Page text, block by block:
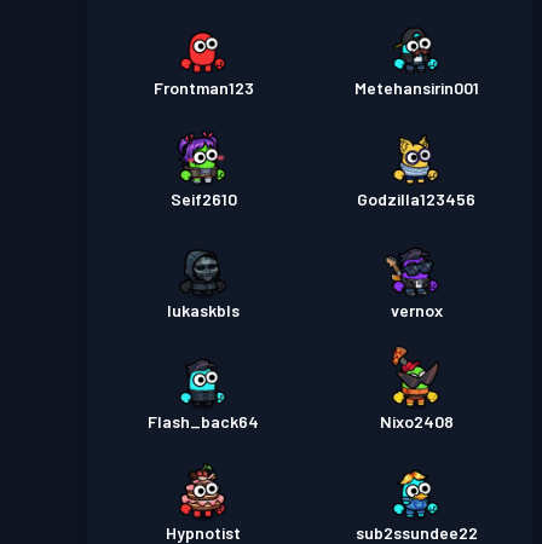
Frontman123 Metehansirin001
Seif2610 Godzilla123456
lukaskbls vernox
Flash_back64 Nixo2408
Hypnotist sub2ssundee22